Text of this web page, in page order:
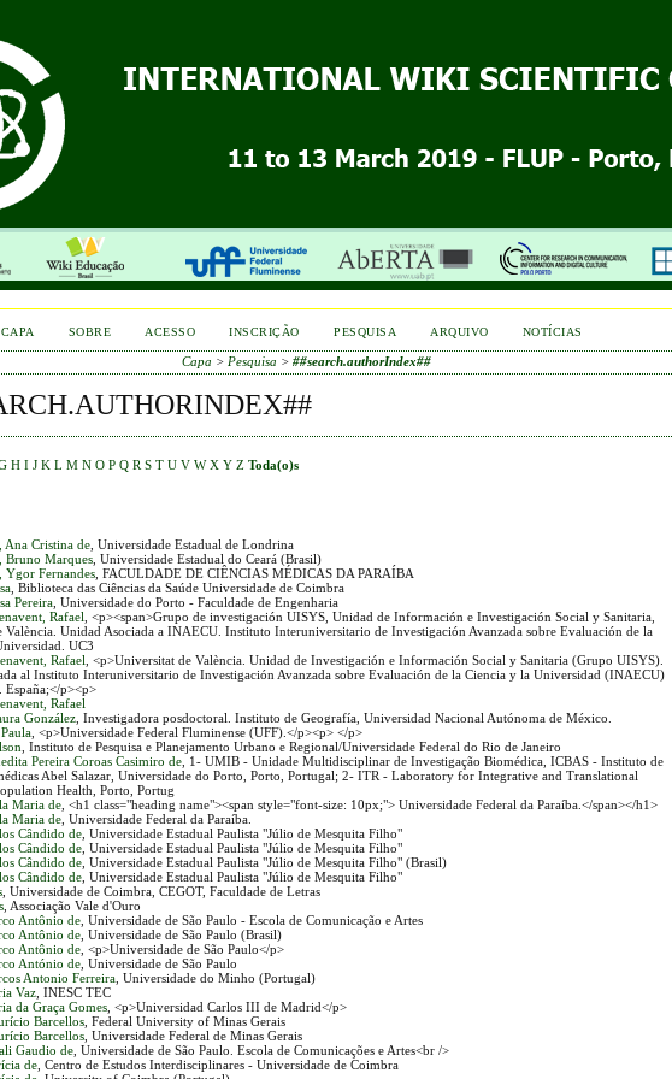
CAPA SOBRE ACESSO INSCRIÇÃO PESQUISA ARQUIVO NOTÍCIAS
Capa > Pesquisa > ##search.authorIndex##
H I J K L M N O P Q R S T U V W X Y Z Toda(o)s
Ana Cristina de , Universidade Estadual de Londrina
Bruno Marques , Universidade Estadual do Ceará (Brasil)
Ygor Fernandes , FACULDADE DE CIÊNCIAS MÉDICAS DA PARAÍBA
, Biblioteca das Ciências da Saúde Universidade de Coimbra
Pereira , Universidade do Porto - Faculdade de Engenharia
Rafael , <p><span>Grupo de investigación UISYS, Unidad de Información e Investigación Social y Sanitaria,
València. Unidad Asociada a INAECU. Instituto Interuniversitario de Investigación Avanzada sobre Evaluación de la
UC3
Rafael , <p>Universitat de València. Unidad de Investigación e Información Social y Sanitaria (Grupo UISYS).
al Instituto Interuniversitario de Investigación Avanzada sobre Evaluación de la Ciencia y la Universidad (INAECU)
p><p>
Rafael
González , Investigadora posdoctoral. Instituto de Geografía, Universidad Nacional Autónoma de México.
, <p>Universidade Federal Fluminense (UFF).</p><p> </p>
, Instituto de Pesquisa e Planejamento Urbano e Regional/Universidade Federal do Rio de Janeiro
Pereira Coroas Casimiro de , 1- UMIB - Unidade Multidisciplinar de Investigação Biomédica, ICBAS - Instituto de
Abel Salazar, Universidade do Porto, Porto, Portugal; 2- ITR - Laboratory for Integrative and Translational
Health, Porto, Portug
Maria de , <h1 class="heading name"><span style="font-size: 10px;"> Universidade Federal da Paraíba.</span></h1>
Maria de , Universidade Federal da Paraíba.
Cândido de , Universidade Estadual Paulista "Júlio de Mesquita Filho"
Cândido de , Universidade Estadual Paulista "Júlio de Mesquita Filho"
Cândido de , Universidade Estadual Paulista "Júlio de Mesquita Filho" (Brasil)
Cândido de , Universidade Estadual Paulista "Júlio de Mesquita Filho"
, Universidade de Coimbra, CEGOT, Faculdade de Letras
, Associação Vale d'Ouro
Antônio de , Universidade de São Paulo - Escola de Comunicação e Artes
Antônio de , Universidade de São Paulo (Brasil)
Antônio de , <p>Universidade de São Paulo</p>
António de , Universidade de São Paulo
Antonio Ferreira , Universidade do Minho (Portugal)
Vaz , INESC TEC
da Graça Gomes , <p>Universidad Carlos III de Madrid</p>
Barcellos , Federal University of Minas Gerais
Barcellos , Universidade Federal de Minas Gerais
Gaudio de , Universidade de São Paulo. Escola de Comunicações e Artes<br />
de , Centro de Estudos Interdisciplinares - Universidade de Coimbra